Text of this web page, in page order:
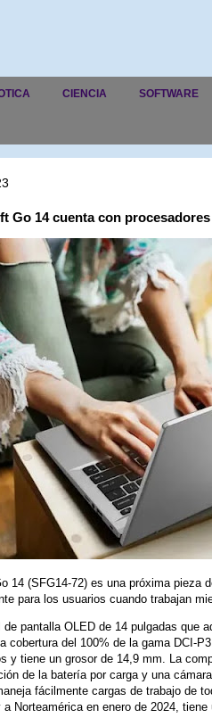
CIENCIA SOFTWARE
Go 14 cuenta con
14 (SFG14-72) es una próxima pieza
para los usuarios cuando trabajan
pantalla OLED de 14 pulgadas que
cobertura del 100% de la gama DCI-
y tiene un grosor de 14,9 mm. La
de la batería por carga y una
fácilmente cargas de trabajo de
a Norteamérica en enero de 2024,